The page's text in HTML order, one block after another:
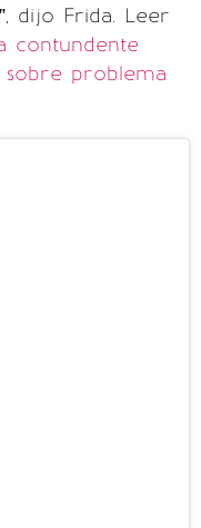
dijo Frida. Leer
contundente
sobre problema